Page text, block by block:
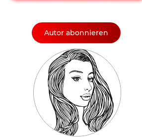
Autor abonnieren